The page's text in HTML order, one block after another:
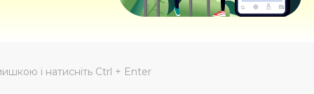
і натисніть Ctrl + Enter